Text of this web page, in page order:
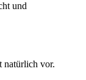
und
natürlich vor.